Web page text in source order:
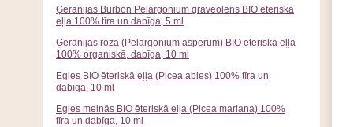
Ģerānijas Burbon Pelargonium graveolens BIO ēteriskā
eļļa 100% tīra un dabīga, 5 ml
Ģerānijas rozā (Pelargonium asperum) BIO ēteriskā eļļa
100% organiskā, dabīga, 10 ml
Egles BIO ēteriskā eļļa (Picea abies) 100% tīra un
dabīga, 10 ml
Egles melnās BIO ēteriskā eļļa (Picea mariana) 100%
tīra un dabīga, 10 ml